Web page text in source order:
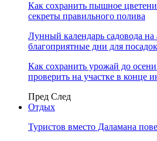
Как сохранить пышное
секреты правильного полива
Лунный календарь садовода на
благоприятные дни для
Как сохранить урожай до
проверить на участке в конце
Пред След
Отдых
Туристов вместо Даламана